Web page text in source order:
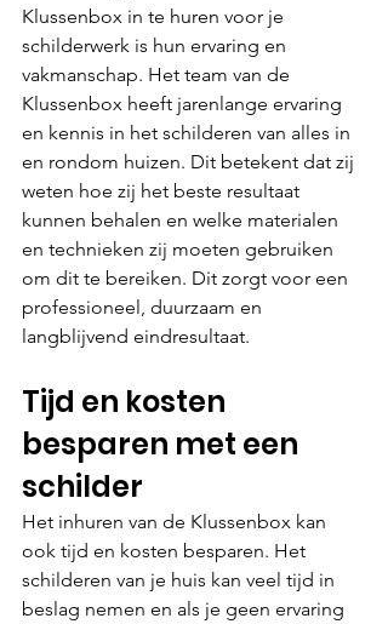
Klussenbox in te huren voor je
schilderwerk is hun ervaring en
vakmanschap. Het team van de
Klussenbox heeft jarenlange ervaring
en kennis in het schilderen van alles in
en rondom huizen. Dit betekent dat zij
weten hoe zij het beste resultaat
kunnen behalen en welke materialen
en technieken zij moeten gebruiken
om dit te bereiken. Dit zorgt voor een
professioneel, duurzaam en
langblijvend eindresultaat.
Tijd en kosten
besparen met een
schilder
Het inhuren van de Klussenbox kan
ook tijd en kosten besparen. Het
schilderen van je huis kan veel tijd in
beslag nemen en als je geen ervaring